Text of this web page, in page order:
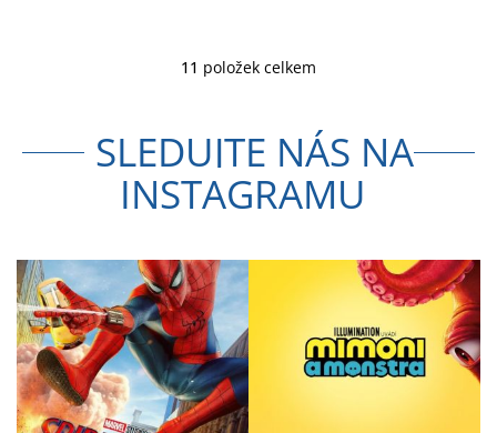
O
á
d
a
c
r
k
y
v
ý
p
i
11 položek celkem
SLEDUJTE NÁS NA
INSTAGRAMU